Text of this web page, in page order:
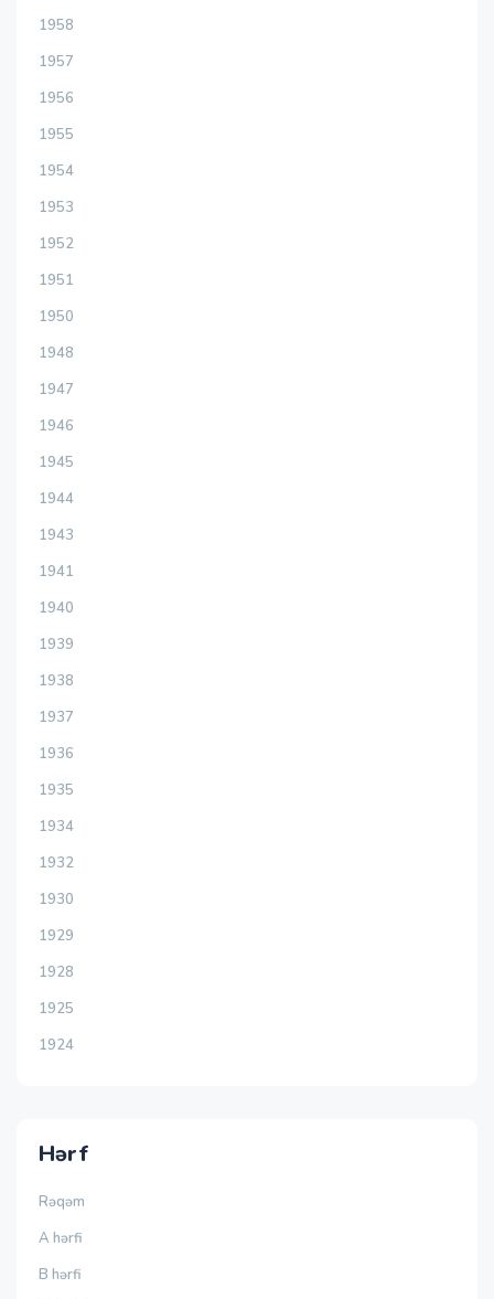
1958
1957
1956
1955
1954
1953
1952
1951
1950
1948
1947
1946
1945
1944
1943
1941
1940
1939
1938
1937
1936
1935
1934
1932
1930
1929
1928
1925
1924
Hərf
Rəqəm
A hərfi
B hərfi